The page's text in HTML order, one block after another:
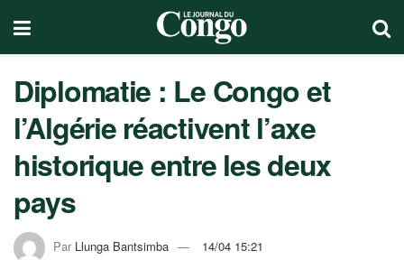
Diplomatie : Le Congo et
l’Algérie réactivent l’axe
historique entre les deux
pays
Par Llunga Bantsimba 14/04 15:21